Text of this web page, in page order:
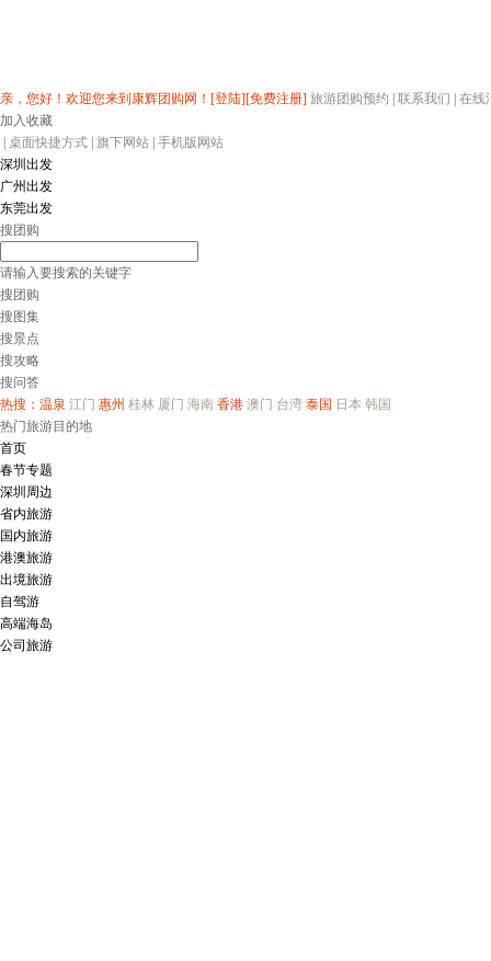
亲，您好！欢迎您来到康辉团购网！ [登陆][免费注册] 旅游团购预约 联系我们
在线
加入收藏
桌面快捷方式 旗下网站 手机版网站
深圳出发
广州出发
东莞出发
搜团购
请输入要搜索的关键字
搜团购
搜图集
搜景点
搜攻略
搜问答
热搜： 温泉 江门 惠州 桂林 厦门 海南 香港 澳门 台湾 泰国 日本 韩国
热门旅游目的地
首页
春节专题
深圳周边
省内旅游
国内旅游
港澳旅游
出境旅游
自驾游
高端海岛
公司旅游